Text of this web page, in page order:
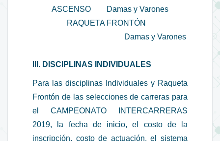
ASCENSO Damas y Varones
RAQUETA FRONTÓN
Damas y Varones
III. DISCIPLINAS INDIVIDUALES
Para las disciplinas Individuales y Raqueta
Frontón de las selecciones de carreras para
el CAMPEONATO INTERCARRERAS
2019, la fecha de inicio, el costo de la
inscripción, costo de actuación, el sistema